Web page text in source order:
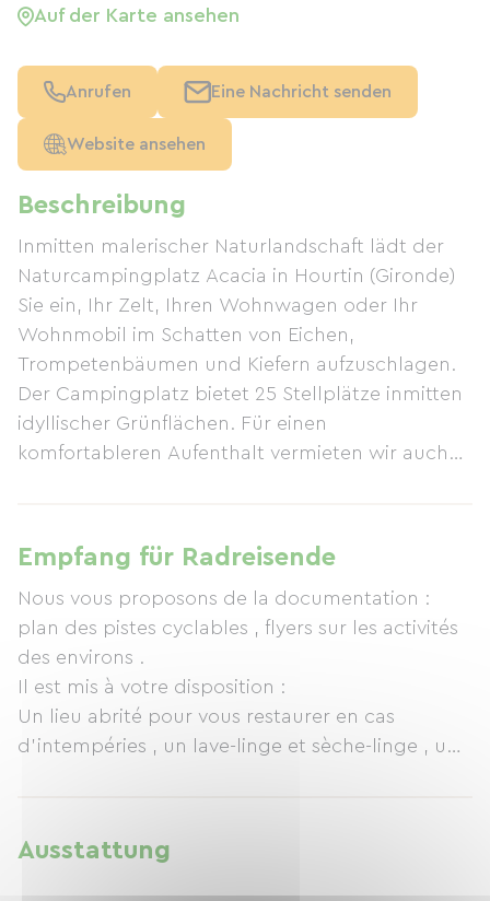
Beschreibung
Inmitten malerischer Naturlandschaft lädt der
Naturcampingplatz Acacia in Hourtin (Gironde)
Sie ein, Ihr Zelt, Ihren Wohnwagen oder Ihr
Wohnmobil im Schatten von Eichen,
Trompetenbäumen und Kiefern aufzuschlagen.
Der Campingplatz bietet 25 Stellplätze inmitten
idyllischer Grünflächen. Für einen
komfortableren Aufenthalt vermieten wir auch
Empfang für Radreisende
Nous vous proposons de la documentation :
plan des pistes cyclables , flyers sur les activités
des environs .
Il est mis à votre disposition :
Un lieu abrité pour vous restaurer en cas
d'intempéries , un lave-linge et sèche-linge , un
Ausstattung
Auf der Karte ansehen
Anrufen Eine Nachricht senden
Website ansehen